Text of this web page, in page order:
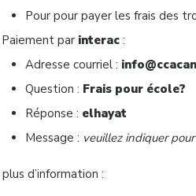
Pour pour payer les frais des
Paiement par interac :
Adresse courriel :
Question : Frais pour école?
Réponse : elhayat
Message : veuillez indiquer
d’information :